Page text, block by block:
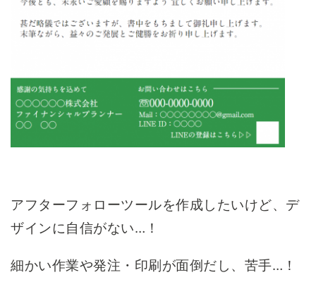
アフターフォローツールを作成したいけど、デ
ザインに自信がない…！
細かい作業や発注・印刷が面倒だし、苦手…！